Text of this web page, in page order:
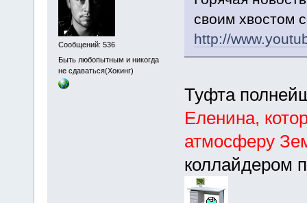
Сообщений: 536
Быть любопытным и никогда
не сдаваться(Хокинг)
своим хвостом
http://
Туфта
Еленина,
атмосферу
коллайдером